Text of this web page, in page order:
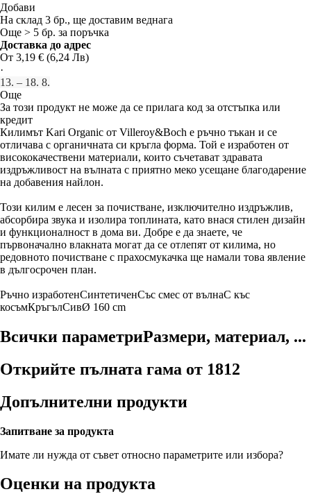
Добави
На склад 3 бр., ще доставим веднага
Още > 5 бр. за поръчка
Доставка до адрес
От 3,19 € (6,24 Лв)
·
13. – 18. 8.
Още
За този продукт не може да се прилага код за отстъпка или
кредит
Килимът Kari Organic от Villeroy&Boch е ръчно тъкан и се
отличава с органичната си кръгла форма. Той е изработен от
висококачествени материали, които съчетават здравата
издръжливост на вълната с приятно меко усещане благодарение
на добавения найлон.
Този килим е лесен за почистване, изключително издръжлив,
абсорбира звука и изолира топлината, като внася стилен дизайн
и функционалност в дома ви. Добре е да знаете, че
първоначално влакната могат да се отлепят от килима, но
редовното почистване с прахосмукачка ще намали това явление
в дългосрочен план.
Ръчно изработенСинтетиченСъс смес от вълнаС къс
косъмКръгълСивØ 160 cm
Всички параметриРазмери, материал, ...
Открийте пълната гама от 1812
Допълнителни продукти
Запитване за продукта
Имате ли нужда от съвет относно параметрите или избора?
Оценки на продукта